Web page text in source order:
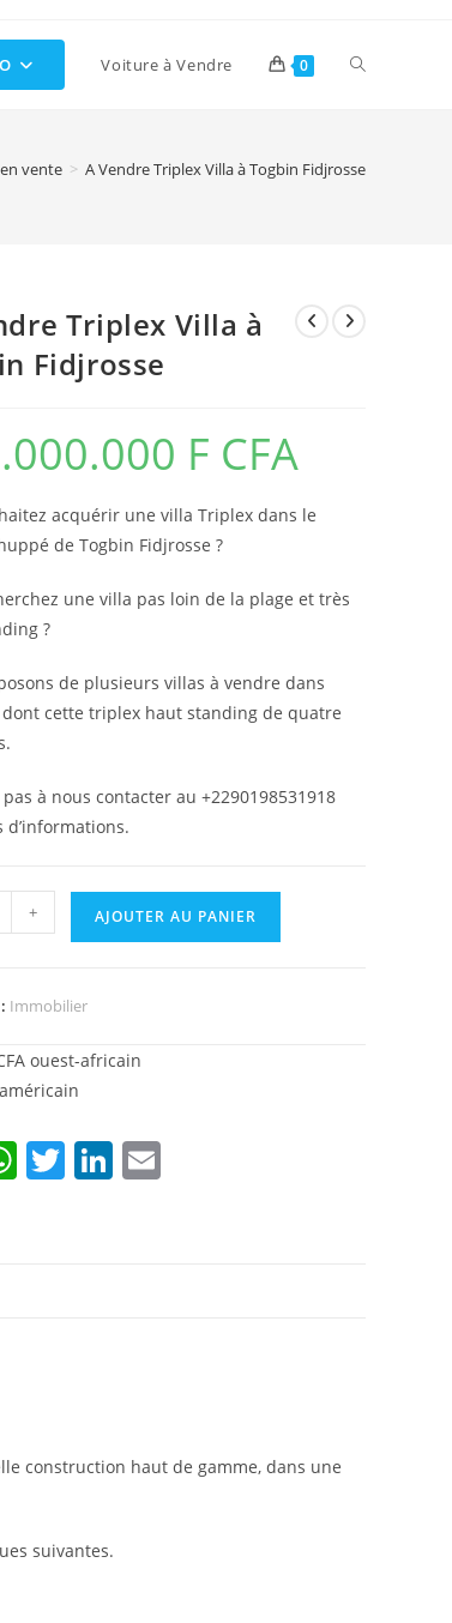
Voiture à Vendre 0 Toggle
vente > A Vendre Triplex Villa à Togbin Fidjrosse
Triplex Villa à
Fidjrosse
F CFA
acquérir une villa Triplex dans le
de Togbin Fidjrosse ?
une villa pas loin de la plage et très
?
de plusieurs villas à vendre dans
dont cette triplex haut standing de quatre
pas à nous contacter au +2290198531918
d’informations.
+ AJOUTER AU PANIER
Immobilier
ouest-africain
W T Li
construction haut de gamme, dans une
suivantes.